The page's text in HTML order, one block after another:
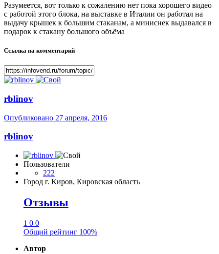
Разумеется, вот только к сожалению нет пока хорошего видео
с работой этого блока, на выставке в Италии он работал на
выдачу крышек к большим стаканам, а миниснек выдавался в
подарок к стакану большого объёма
Ссылка на комментарий
rblinov
Опубликовано 27 апреля, 2016
rblinov
Пользователи
222
Город г. Киров, Кировская область
Отзывы
1 0 0
Общий рейтинг 100%
Автор